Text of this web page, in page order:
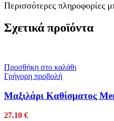
Περισσότερες πληροφορίες
Σχετικά προϊόντα
Προσθήκη στο καλάθι
Γρήγορη προβολή
Mαξιλάρι Kαθίσματος
27.10 €